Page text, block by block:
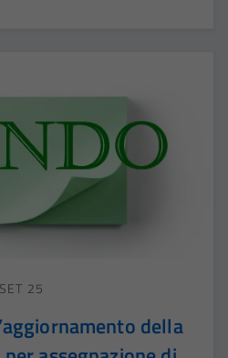
25
della